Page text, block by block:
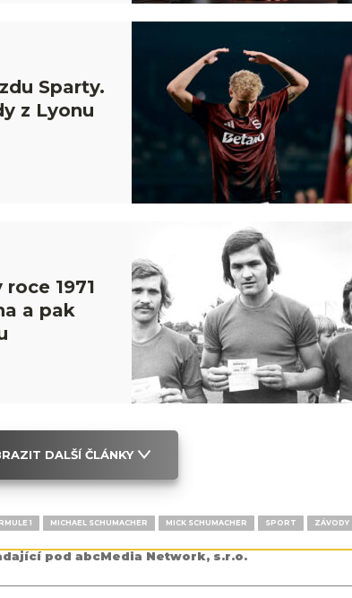
Sparty.
z Lyonu
1971
a pak
DALŠÍ ČLÁNKY
1 MICHAEL SCHUMACHER MICK SCHUMACHER SPORT ZÁVODY
pod abcMedia Network, s.r.o.